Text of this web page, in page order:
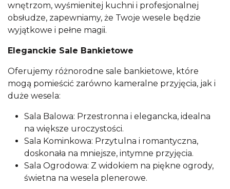
wnętrzom, wyśmienitej kuchni i profesjonalnej
obsłudze, zapewniamy, że Twoje wesele będzie
wyjątkowe i pełne magii.
Eleganckie Sale Bankietowe
Oferujemy różnorodne sale bankietowe, które
mogą pomieścić zarówno kameralne przyjęcia, jak i
duże wesela:
Sala Balowa: Przestronna i elegancka, idealna
na większe uroczystości.
Sala Kominkowa: Przytulna i romantyczna,
doskonała na mniejsze, intymne przyjęcia.
Sala Ogrodowa: Z widokiem na piękne ogrody,
świetna na wesela plenerowe.